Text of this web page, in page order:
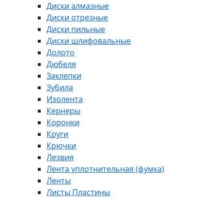
Диски алмазные
Диски отрезные
Диски пильные
Диски шлифовальные
Долото
Дюбеля
Заклепки
Зубила
Изолента
Кернеры
Коронки
Круги
Крючки
Лезвия
Лента уплотнительная (фумка)
Ленты
Листы Пластины